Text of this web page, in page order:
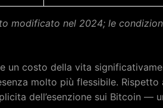
modificato nel 2024; le
un costo della vita
molto più flessibile. Rispetto
dell’esenzione sui Bitcoin —